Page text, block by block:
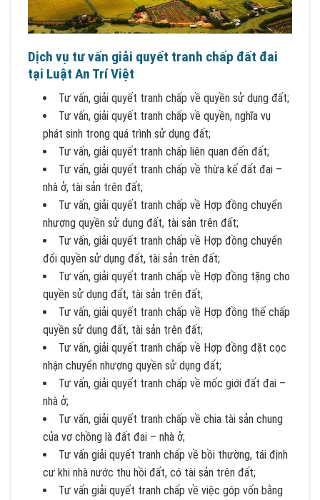
Dịch vụ tư vấn giải quyết tranh chấp đất đai
tại Luật An Trí Việt
Tư vấn, giải quyết tranh chấp về quyền sử dụng đất;
Tư vấn, giải quyết tranh chấp về quyền, nghĩa vụ
phát sinh trong quá trình sử dụng đất;
Tư vấn, giải quyết tranh chấp liên quan đến đất;
Tư vấn, giải quyết tranh chấp về thừa kế đất đai –
nhà ở, tài sản trên đất;
Tư vấn, giải quyết tranh chấp về Hợp đồng chuyển
nhượng quyền sử dụng đất, tài sản trên đất;
Tư vấn, giải quyết tranh chấp về Hợp đồng chuyển
đổi quyền sử dụng đất, tài sản trên đất;
Tư vấn, giải quyết tranh chấp về Hợp đồng tặng cho
quyền sử dụng đất, tài sản trên đất;
Tư vấn, giải quyết tranh chấp về Hợp đồng thế chấp
quyền sử dụng đất, tài sản trên đất;
Tư vấn, giải quyết tranh chấp về Hợp đồng đặt cọc
nhận chuyển nhượng quyền sử dụng đất;
Tư vấn, giải quyết tranh chấp về mốc giới đất đai –
nhà ở;
Tư vấn, giải quyết tranh chấp về chia tài sản chung
của vợ chồng là đất đai – nhà ở;
Tư vấn giải quyết tranh chấp về bồi thường, tái định
cư khi nhà nước thu hồi đất, có tài sản trên đất;
Tư vấn giải quyết tranh chấp về việc góp vốn bằng